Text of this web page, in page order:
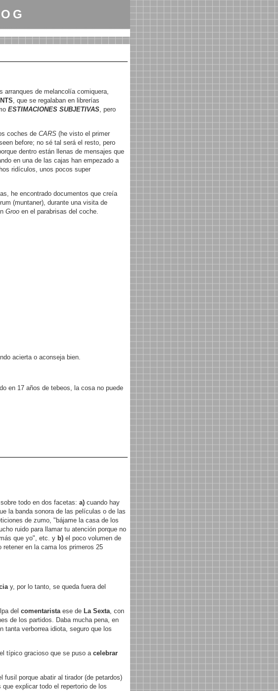
arranques de melancolía comiquera,
, que se regalaban en librerías
ESTIMACIONES SUBJETIVAS, pero
coches de CARS (he visto el primer
before; no sé tal será el resto, pero
dentro están llenas de mensajes que
en una de las cajas han empezado a
ridículos, unos pocos super
he encontrado documentos que creía
(muntaner), durante una visita de
Groo en el parabrisas del coche.
acierta o aconseja bien.
en 17 años de tebeos, la cosa no puede
todo en dos facetas: a) cuando hay
la banda sonora de las películas o de las
de zumo, "bájame la casa de los
ruido para llamar tu atención porque no
que yo", etc. y b)el poco volumen de
en la cama los primeros 25
y, por lo tanto, se queda fuera del
del comentarista ese de La Sexta, con
de los partidos. Daba mucha pena, en
tanta verborrea idiota, seguro que los
típico gracioso que se puso a celebrar
fusil porque abatir al tirador (de petardos)
explicar todo el repertorio de los